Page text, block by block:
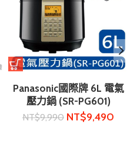
Panasonic國際牌 6L 電氣
壓力鍋 (SR-PG601)
NT$9,990 NT$9,490